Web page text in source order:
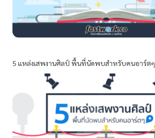
5 แหล่งเสพงานศิลป์ พื้นที่นัดพบสำหรับคนอาร์ตๆ